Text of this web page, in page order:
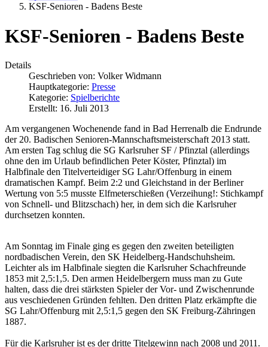
KSF-Senioren - Badens Beste
KSF-Senioren - Badens Beste
Details
Geschrieben von: Volker Widmann
Hauptkategorie: Presse
Kategorie: Spielberichte
Erstellt: 16. Juli 2013
Am vergangenen Wochenende fand in Bad Herrenalb die Endrunde
der 20. Badischen Senioren-Mannschaftsmeisterschaft 2013 statt.
Am ersten Tag schlug die SG Karlsruher SF / Pfinztal (allerdings
ohne den im Urlaub befindlichen Peter Köster, Pfinztal) im
Halbfinale den Titelverteidiger SG Lahr/Offenburg in einem
dramatischen Kampf. Beim 2:2 und Gleichstand in der Berliner
Wertung von 5:5 musste Elfmeterschießen (Verzeihung!: Stichkampf
von Schnell- und Blitzschach) her, in dem sich die Karlsruher
durchsetzen konnten.
Am Sonntag im Finale ging es gegen den zweiten beteiligten
nordbadischen Verein, den SK Heidelberg-Handschuhsheim.
Leichter als im Halbfinale siegten die Karlsruher Schachfreunde
1853 mit 2,5:1,5. Den armen Heidelbergern muss man zu Gute
halten, dass die drei stärksten Spieler der Vor- und Zwischenrunde
aus veschiedenen Gründen fehlten. Den dritten Platz erkämpfte die
SG Lahr/Offenburg mit 2,5:1,5 gegen den SK Freiburg-Zähringen
1887.
Für die Karlsruher ist es der dritte Titelgewinn nach 2008 und 2011.